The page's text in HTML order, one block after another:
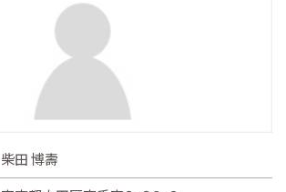
柴田 博壽